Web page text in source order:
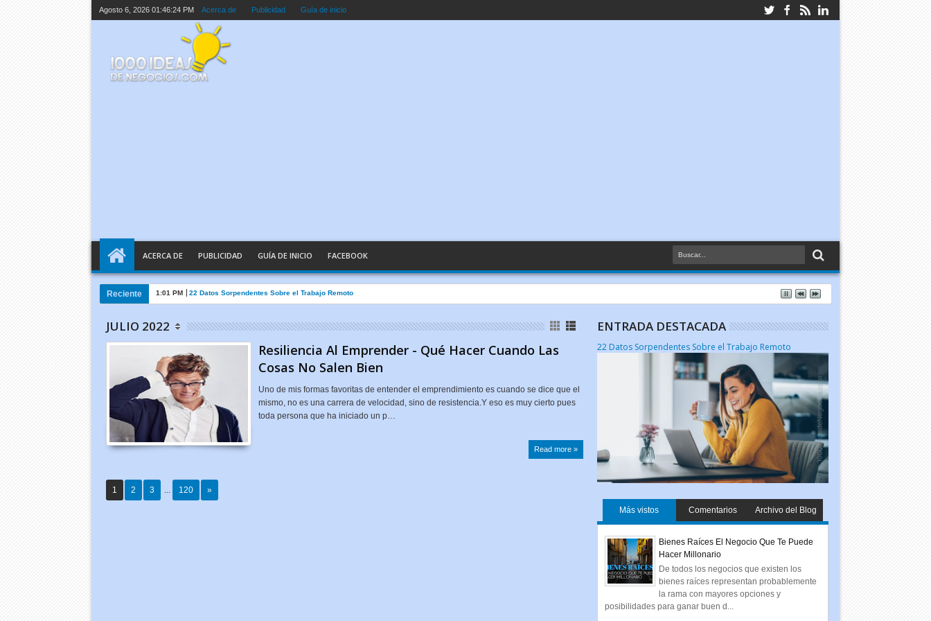
Agosto 6, 2026 01:46:25 PM Acerca de Publicidad Guía de inicio
ACERCA DE PUBLICIDAD GUÍA DE INICIO FACEBOOK
Reciente 1:01 PM 22 Datos Sorpendentes Sobre el Trabajo Remoto
JULIO 2022
Resiliencia Al Emprender - Qué Hacer Cuando Las
Cosas No Salen Bien
Uno de mis formas favoritas de entender el emprendimiento es cuando se dice que el
mismo, no es una carrera de velocidad, sino de resistencia.Y eso es muy cierto pues
toda persona que ha iniciado un p…
Read more »
1 2 3 ... 120 »
ENTRADA DESTACADA
22 Datos Sorpendentes Sobre el Trabajo Remoto
Más vistos Comentarios Archivo del Blog
Bienes Raíces El Negocio Que Te Puede
Hacer Millonario
De todos los negocios que existen los
bienes raíces representan probablemente
la rama con mayores opciones y
posibilidades para ganar buen d...